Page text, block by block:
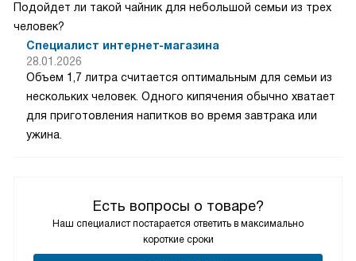
Есть вопросы о товаре?
Наш специалист постарается ответить в максимально
короткие сроки
Подойдет ли такой чайник для небольшой семьи из трех
человек?
Специалист интернет-магазина
28.01.2026
Объем 1,7 литра считается оптимальным для семьи из
нескольких человек. Одного кипячения обычно хватает
для приготовления напитков во время завтрака или
ужина.